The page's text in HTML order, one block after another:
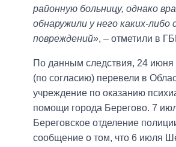
районную больницу, однако
обнаружили у него каких-либо
повреждений», – отметили в
По данным следствия, 24
(по согласию) перевели в
учреждение по оказанию
помощи города Берегово. 7
Береговское отделение
сообщение о том, что 6 июля